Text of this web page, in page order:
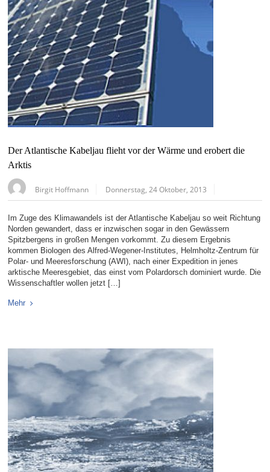
Der Atlantische Kabeljau flieht vor der Wärme und erobert die
Arktis
Birgit Hoffmann Donnerstag, 24 Oktober, 2013
Im Zuge des Klimawandels ist der Atlantische Kabeljau so weit Richtung
Norden gewandert, dass er inzwischen sogar in den Gewässern
Spitzbergens in großen Mengen vorkommt. Zu diesem Ergebnis
kommen Biologen des Alfred-Wegener-Institutes, Helmholtz-Zentrum für
Polar- und Meeresforschung (AWI), nach einer Expedition in jenes
arktische Meeresgebiet, das einst vom Polardorsch dominiert wurde. Die
Wissenschaftler wollen jetzt […]
Mehr